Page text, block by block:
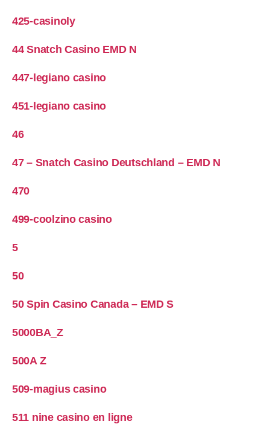
425-casinoly
44 Snatch Casino EMD N
447-legiano casino
451-legiano casino
46
47 – Snatch Casino Deutschland – EMD N
470
499-coolzino casino
5
50
50 Spin Casino Canada – EMD S
5000BA_Z
500A Z
509-magius casino
511 nine casino en ligne